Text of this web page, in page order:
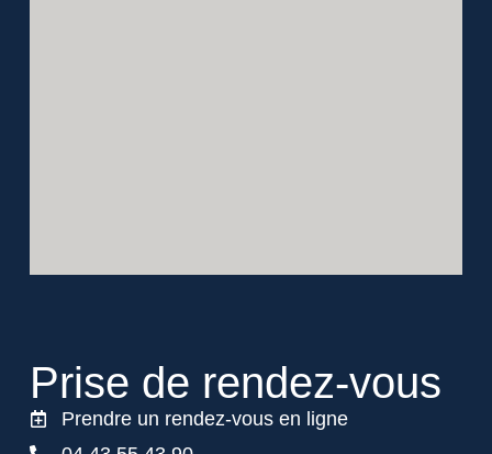
Prise de rendez-vous
Prendre un rendez-vous en ligne